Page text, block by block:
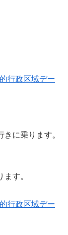
行政区域デー
に乗ります。
す。
行政区域デー